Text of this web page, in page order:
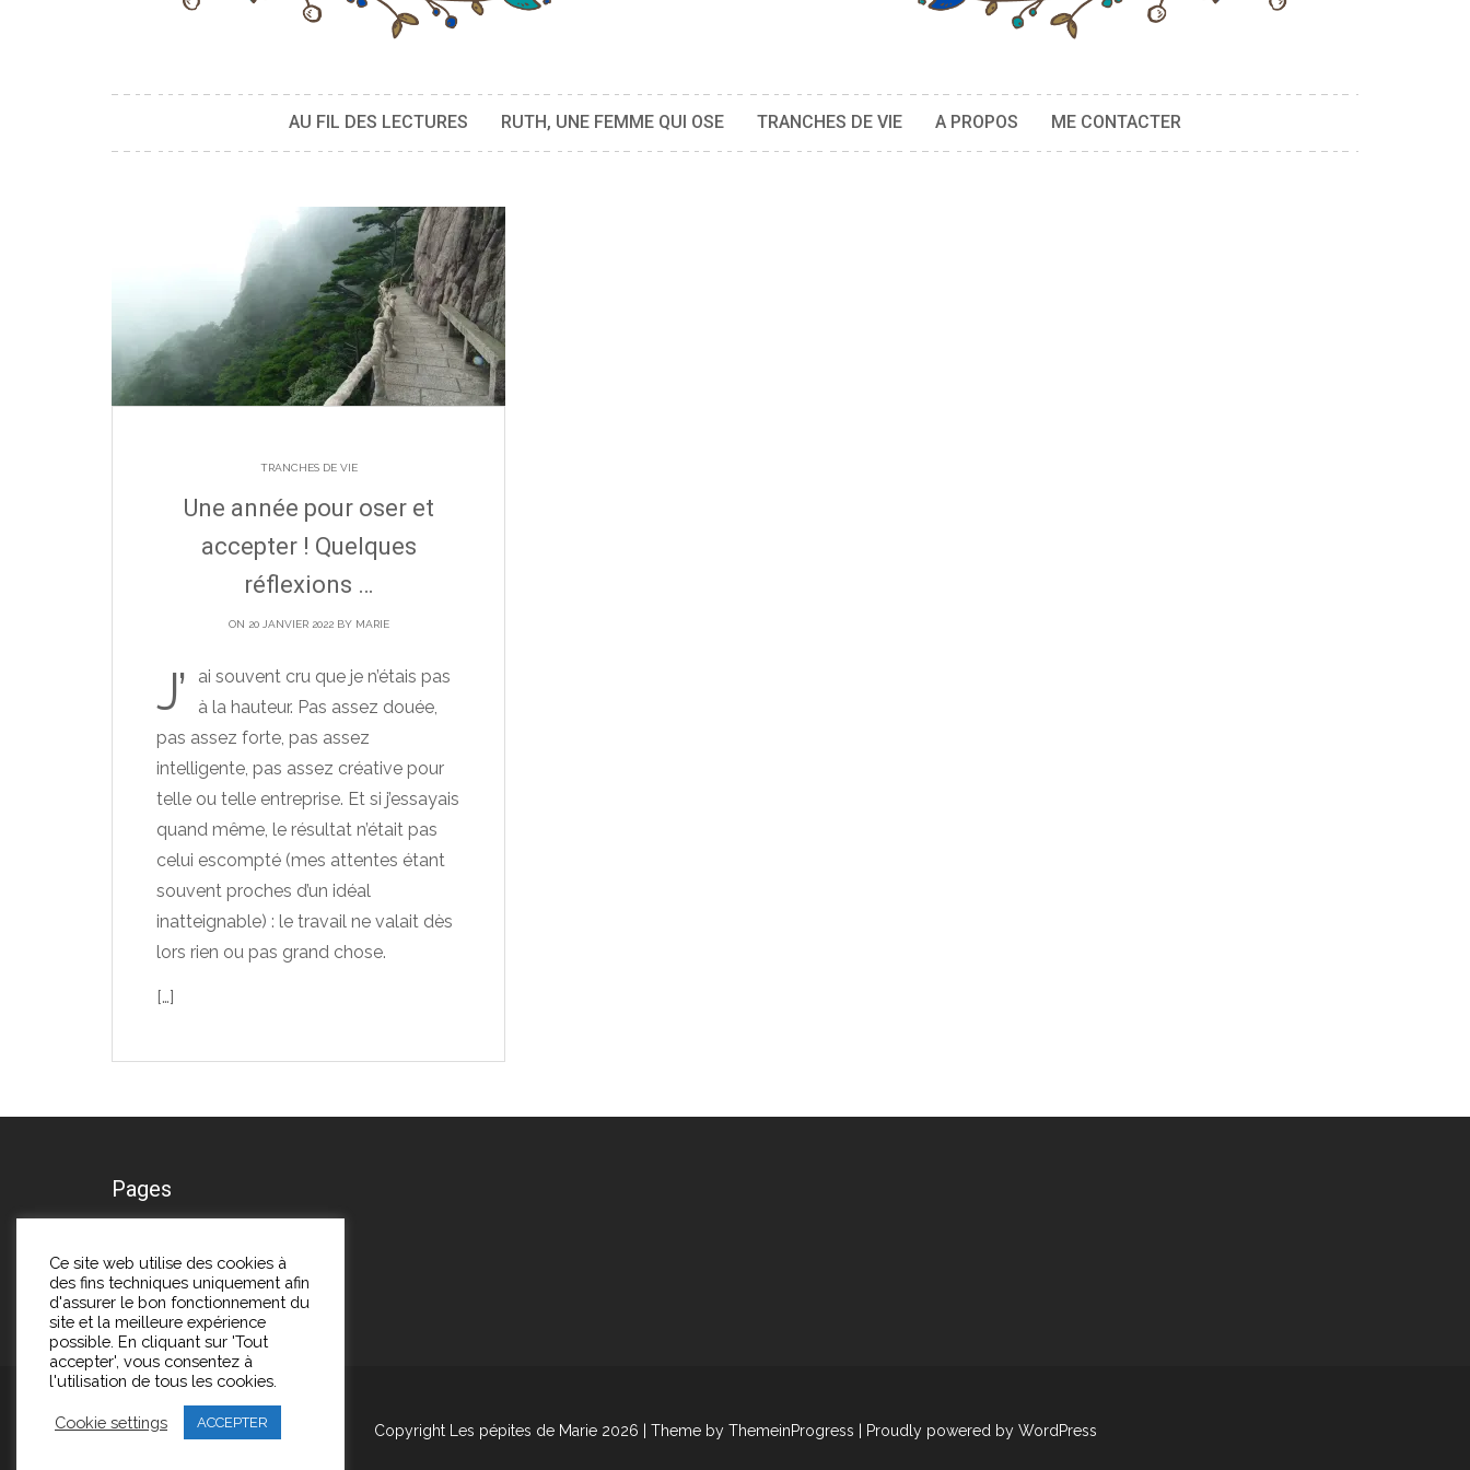
AU FIL DES LECTURES RUTH, UNE FEMME QUI OSE TRANCHES DE VIE A PROPOS ME CONTACTER
TRANCHES DE VIE
Une année pour oser et
accepter ! Quelques
réflexions …
ON 20 JANVIER 2022 BY MARIE
J’
ai souvent cru que je n’étais pas
à la hauteur. Pas assez douée,
pas assez forte, pas assez
intelligente, pas assez créative pour
telle ou telle entreprise. Et si j’essayais
quand même, le résultat n’était pas
celui escompté (mes attentes étant
souvent proches d’un idéal
inatteignable) : le travail ne valait dès
lors rien ou pas grand chose.
[…]
Pages
Me contacter
Copyright Les pépites de Marie 2026 | Theme by ThemeinProgress | Proudly powered by WordPress
Ce site web utilise des cookies à
des fins techniques uniquement afin
d'assurer le bon fonctionnement du
site et la meilleure expérience
possible. En cliquant sur 'Tout
accepter', vous consentez à
l'utilisation de tous les cookies.
Cookie settings ACCEPTER